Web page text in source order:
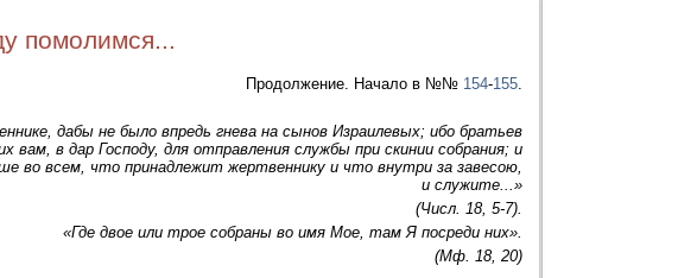
помолимся...
Продолжение. Начало в №№ 154-155.
дабы не было впредь гнева на сынов Израилевых; ибо братьев
в дар Господу, для отправления службы при скинии собрания; и
всем, что принадлежит жертвеннику и что внутри за завесою,
и служите...»
(Числ. 18, 5-7).
«Где двое или трое собраны во имя Мое, там Я посреди них».
(Мф. 18, 20)